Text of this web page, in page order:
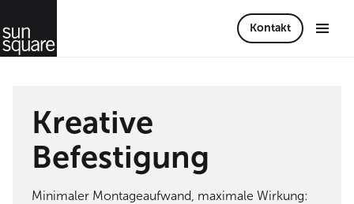
Kontakt
Kreative
Befestigung
Minimaler Montageaufwand, maximale Wirkung: